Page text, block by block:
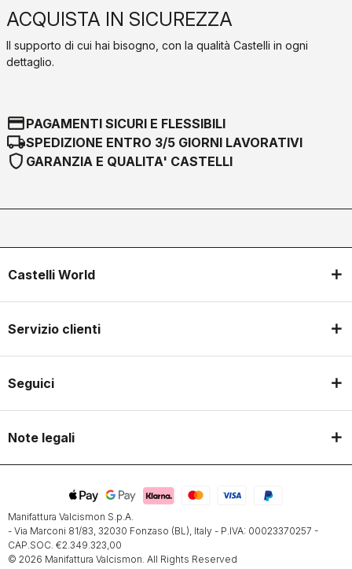
ACQUISTA IN SICUREZZA
Il supporto di cui hai bisogno, con la qualità Castelli in ogni
dettaglio.
credit_cardPAGAMENTI SICURI E FLESSIBILI
local_shippingSPEDIZIONE ENTRO 3/5 GIORNI LAVORATIVI
shield GARANZIA E QUALITA' CASTELLI
Castelli World
Servizio clienti
Seguici
Note legali
Manifattura Valcismon S.p.A.
- Via Marconi 81/83, 32030 Fonzaso (BL), Italy - P.IVA: 00023370257 -
CAP.SOC. €2.349.323,00
© 2026 Manifattura Valcismon. All Rights Reserved